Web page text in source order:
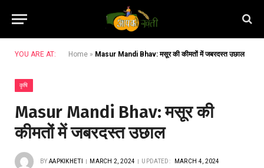
YOU ARE AT: Home » Masur Mandi Bhav: मसूर की कीमतों में जबरदस्त उछाल
कृषि
Masur Mandi Bhav: मसूर की
कीमतों में जबरदस्त उछाल
BY AAPKIKHETI MARCH 2, 2024 UPDATED: MARCH 4, 2024